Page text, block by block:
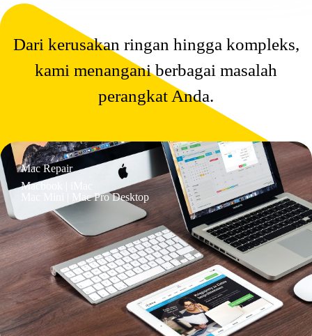
Dari kerusakan ringan hingga kompleks,
kami menangani berbagai masalah
perangkat Anda.
Mac Repair
Macbook | iMac
Mac Mini | Mac Pro Desktop